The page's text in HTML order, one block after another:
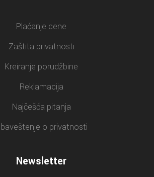
Plaćanje cene
Zaštita privatnosti
Kreiranje porudžbine
Reklamacija
Najčešća pitanja
o privatnosti
Newsletter